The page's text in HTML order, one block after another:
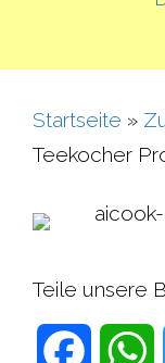
Startseite »
Teekocher
Teile unsere